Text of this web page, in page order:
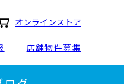
オンラインストア
店舗物件募集